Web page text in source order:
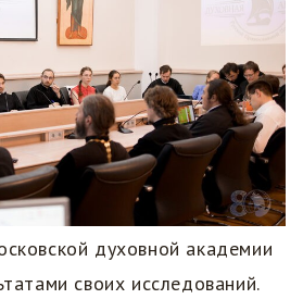
духовной академии
своих исследований.